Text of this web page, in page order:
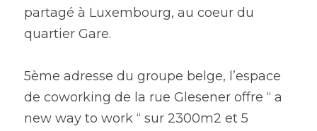
partagé à Luxembourg, au coeur du
quartier Gare.
5ème adresse du groupe belge, l’espace
de coworking de la rue Glesener offre “ a
new way to work “ sur 2300m2 et 5